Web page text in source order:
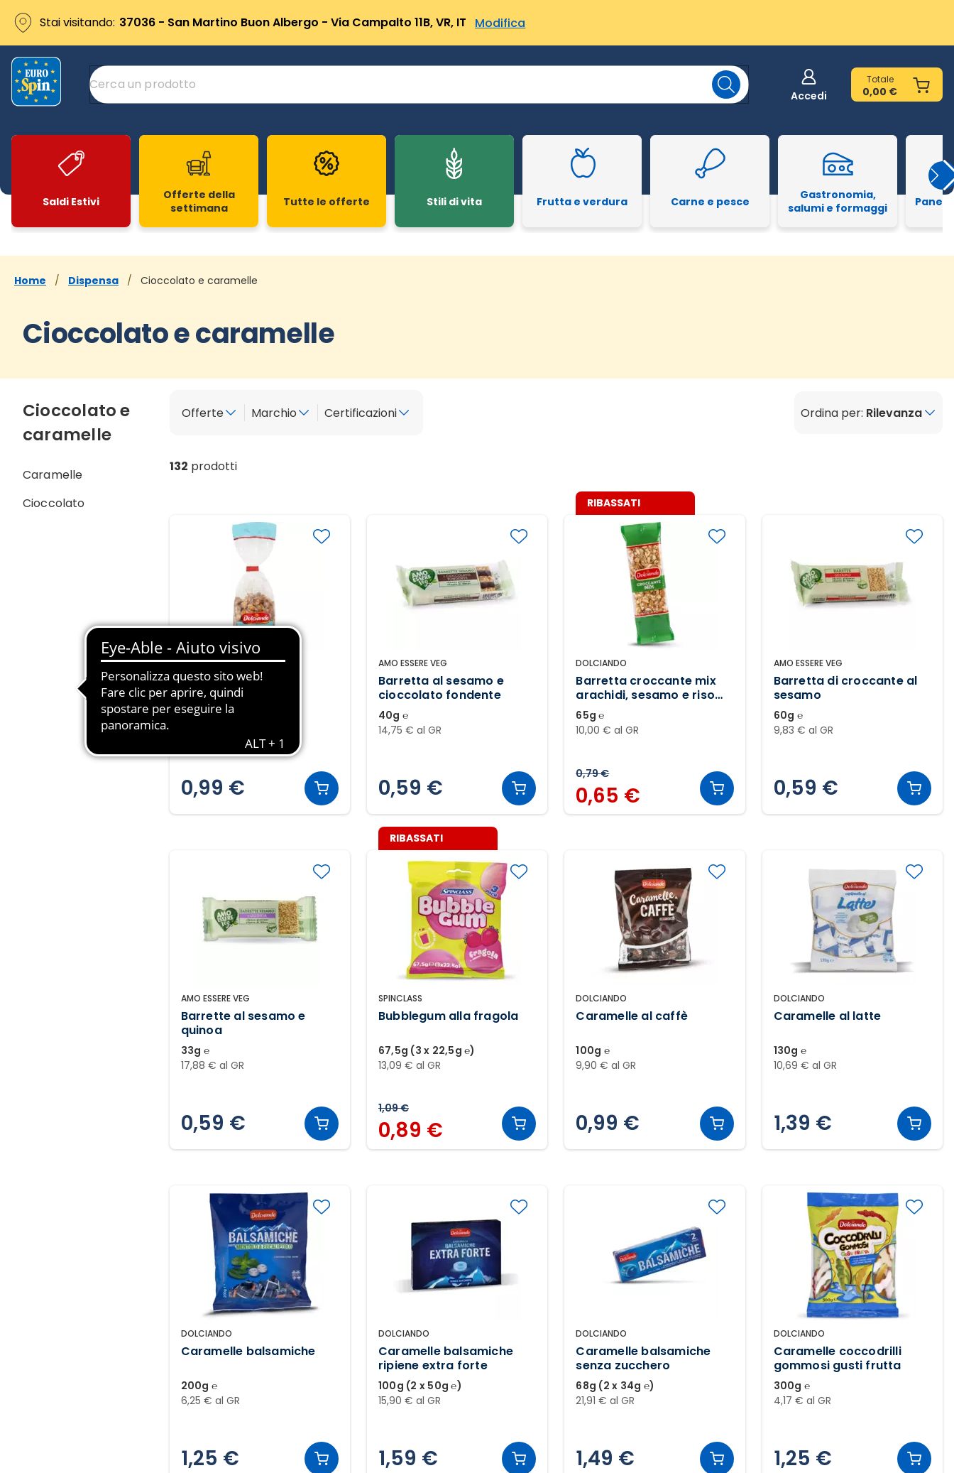
Stai visitando: 37036 - San Martino Buon Albergo - Via Campalto 11B, VR, IT Modifica
Accedi
Totale
0,00 €
Saldi Estivi
Offerte della
settimana
Tutte le offerte Stili di vita Frutta e verdura Carne e pesce
Gastronomia,
salumi e formaggi
Pane
Home / Dispensa / Cioccolato e caramelle
Cioccolato e caramelle
Cioccolato e
caramelle
Caramelle
Cioccolato
Offerte Marchio Certificazioni Ordina per: Rilevanza
132 prodotti
DOLCIANDO
Arachidi pralinate
150g ℮
0,99 €
AMO ESSERE VEG
Barretta al sesamo e
cioccolato fondente
40g ℮
14,75 € al GR
0,59 €
DOLCIANDO
Barretta croccante mix
arachidi, sesamo e riso
soffiato
65g ℮
10,00 € al GR
RIBASSATI
0,79 €
0,65 €
AMO ESSERE VEG
Barretta di croccante al
sesamo
60g ℮
9,83 € al GR
0,59 €
AMO ESSERE VEG
Barrette al sesamo e
quinoa
33g ℮
17,88 € al GR
0,59 €
SPINCLASS
Bubblegum alla fragola
67,5g (3 x 22,5g ℮)
13,09 € al GR
RIBASSATI
1,09 €
0,89 €
DOLCIANDO
Caramelle al caffè
100g ℮
9,90 € al GR
0,99 €
DOLCIANDO
Caramelle al latte
130g ℮
10,69 € al GR
1,39 €
DOLCIANDO
Caramelle balsamiche
200g ℮
6,25 € al GR
1,25 €
DOLCIANDO
Caramelle balsamiche
ripiene extra forte
100g (2 x 50g ℮)
15,90 € al GR
1,59 €
DOLCIANDO
Caramelle balsamiche
senza zucchero
68g (2 x 34g ℮)
21,91 € al GR
1,49 €
DOLCIANDO
Caramelle coccodrilli
gommosi gusti frutta
300g ℮
4,17 € al GR
1,25 €